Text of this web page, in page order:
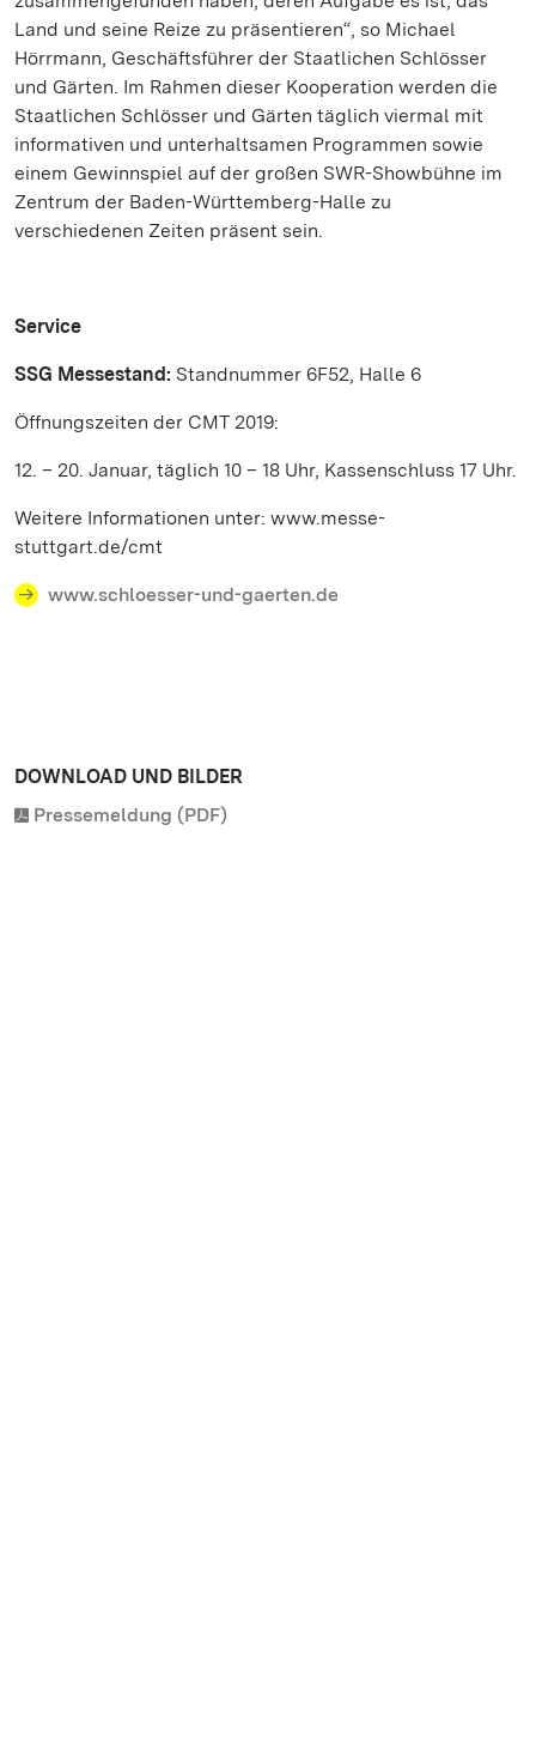
Land und seine Reize zu präsentieren“, so Michael
Hörrmann, Geschäftsführer der Staatlichen Schlösser
und Gärten. Im Rahmen dieser Kooperation werden die
Staatlichen Schlösser und Gärten täglich viermal mit
informativen und unterhaltsamen Programmen sowie
einem Gewinnspiel auf der großen SWR-Showbühne im
Zentrum der Baden-Württemberg-Halle zu
verschiedenen Zeiten präsent sein.
Service
SSG Messestand: Standnummer 6F52, Halle 6
Öffnungszeiten der CMT 2019:
12. – 20. Januar, täglich 10 – 18 Uhr, Kassenschluss 17 Uhr.
Weitere Informationen unter: www.messe-
stuttgart.de/cmt
www.schloesser-und-gaerten.de
DOWNLOAD UND BILDER
Pressemeldung (PDF)